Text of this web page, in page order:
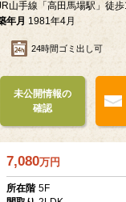
東京都新宿区西早稲田3-31-
JR山手線「高田馬場駅」徒歩
築年月 1981年4月
24時間ゴミ出し可
未公開情報の
確認
7,080万